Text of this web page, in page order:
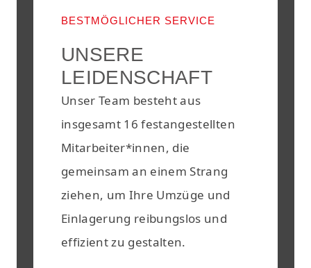
BESTMÖGLICHER SERVICE
UNSERE
LEIDENSCHAFT
Unser Team besteht aus
insgesamt 16 festangestellten
Mitarbeiter*innen, die
gemeinsam an einem Strang
ziehen, um Ihre Umzüge und
Einlagerung reibungslos und
effizient zu gestalten.